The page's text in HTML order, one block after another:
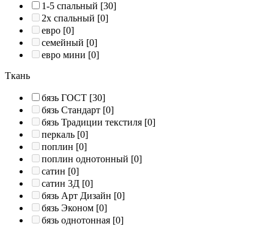
1-5 спальный [30]
2х спальный [0]
евро [0]
семейный [0]
евро мини [0]
Ткань
бязь ГОСТ [30]
бязь Стандарт [0]
бязь Традиции текстиля [0]
перкаль [0]
поплин [0]
поплин однотонный [0]
сатин [0]
сатин 3Д [0]
бязь Арт Дизайн [0]
бязь Эконом [0]
бязь однотонная [0]